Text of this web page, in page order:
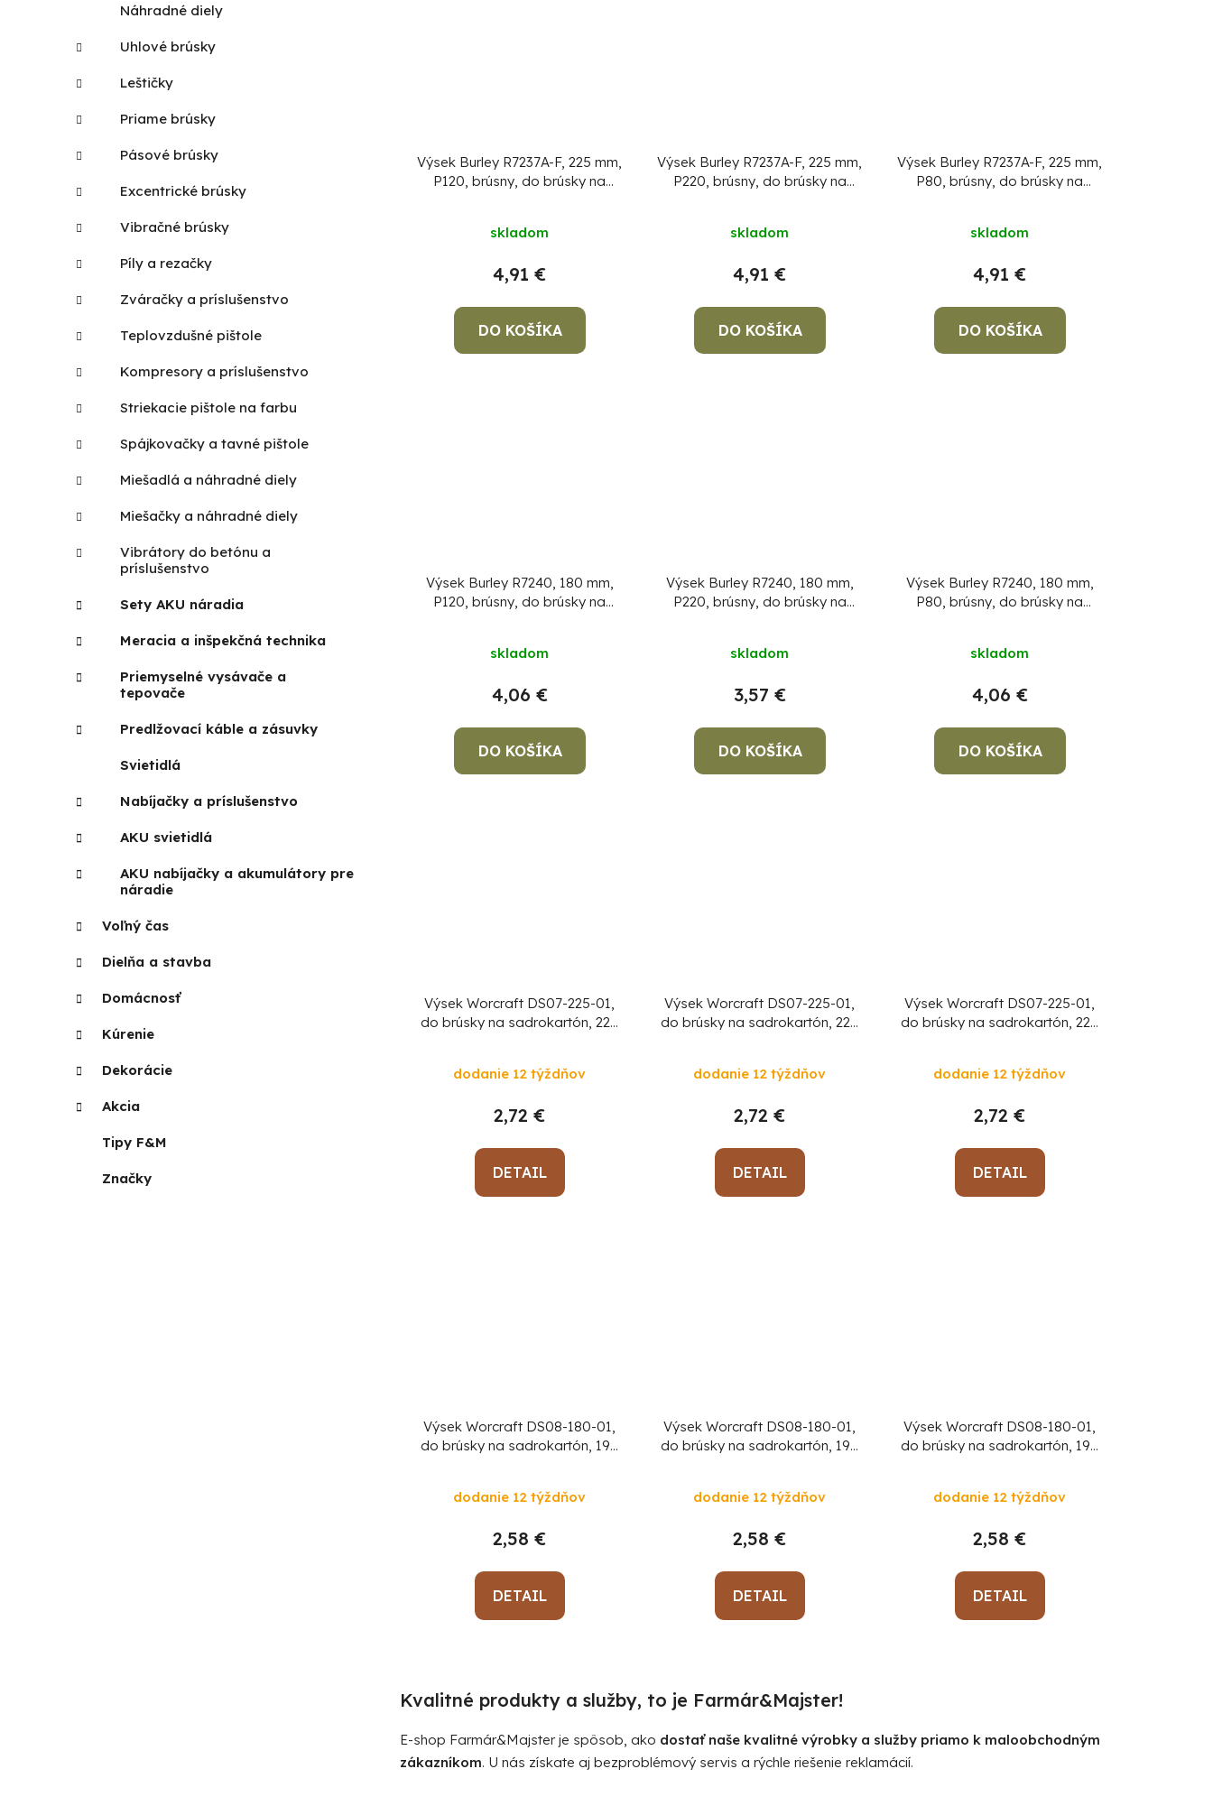
Náhradné diely
Uhlové brúsky
Leštičky
Priame brúsky
Pásové brúsky
Excentrické brúsky
Vibračné brúsky
Píly a rezačky
Zváračky a príslušenstvo
Teplovzdušné pištole
Kompresory a príslušenstvo
Striekacie pištole na farbu
Spájkovačky a tavné pištole
Miešadlá a náhradné diely
Miešačky a náhradné diely
Vibrátory do betónu a
príslušenstvo
Sety AKU náradia
Meracia a inšpekčná technika
Priemyselné vysávače a
tepovače
Predlžovací káble a zásuvky
Svietidlá
Nabíjačky a príslušenstvo
AKU svietidlá
AKU nabíjačky a akumulátory pre
náradie
Voľný čas
Dielňa a stavba
Domácnosť
Kúrenie
Dekorácie
Akcia
Tipy F&M
Značky
Výsek Burley R7237A-F, 225 mm,
P120, brúsny, do brúsky na
skladom
4,91 €
DO KOŠÍKA
Výsek Burley R7237A-F, 225 mm,
P220, brúsny, do brúsky na
skladom
4,91 €
DO KOŠÍKA
Výsek Burley R7237A-F, 225 mm,
P80, brúsny, do brúsky na
skladom
4,91 €
DO KOŠÍKA
Výsek Burley R7240, 180 mm,
P120, brúsny, do brúsky na
skladom
4,06 €
DO KOŠÍKA
Výsek Burley R7240, 180 mm,
P220, brúsny, do brúsky na
skladom
3,57 €
DO KOŠÍKA
Výsek Burley R7240, 180 mm,
P80, brúsny, do brúsky na
skladom
4,06 €
DO KOŠÍKA
Výsek Worcraft DS07-225-01,
do brúsky na sadrokartón, 225
dodanie 12 týždňov
2,72 €
DETAIL
Výsek Worcraft DS07-225-01,
do brúsky na sadrokartón, 225
dodanie 12 týždňov
2,72 €
DETAIL
Výsek Worcraft DS07-225-01,
do brúsky na sadrokartón, 225
dodanie 12 týždňov
2,72 €
DETAIL
Výsek Worcraft DS08-180-01,
do brúsky na sadrokartón, 190
dodanie 12 týždňov
2,58 €
DETAIL
Výsek Worcraft DS08-180-01,
do brúsky na sadrokartón, 190
dodanie 12 týždňov
2,58 €
DETAIL
Výsek Worcraft DS08-180-01,
do brúsky na sadrokartón, 190
dodanie 12 týždňov
2,58 €
DETAIL
v
l
d
a
Kvalitné produkty a služby, to je Farmár&Majster!
E-shop Farmár&Majster je spôsob, ako dostať naše kvalitné výrobky a služby priamo k maloobchodným
zákazníkom. U nás získate aj bezproblémový servis a rýchle riešenie reklamácií.